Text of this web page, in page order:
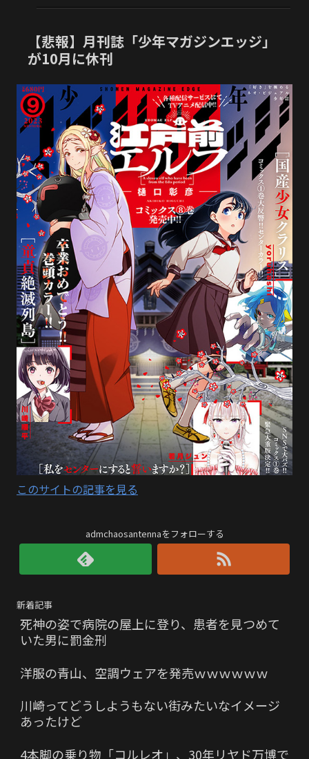
【悲報】月刊誌「少年マガジンエッジ」
が10月に休刊
このサイトの記事を見る
admchaosantennaをフォローする
新着記事
死神の姿で病院の屋上に登り、患者を見つめて
いた男に罰金刑
洋服の青山、空調ウェアを発売ｗｗｗｗｗｗ
川崎ってどうしようもない街みたいなイメージ
あったけど
4本脚の乗り物「コルレオ」、30年リヤド万博で